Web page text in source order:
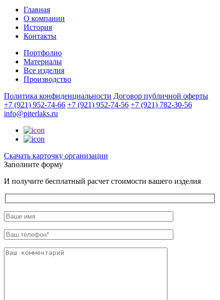
Главная
О компании
История
Контакты
Портфолио
Материалы
Все изделия
Производство
Политика конфиденциальности Договор публичной оферты
+7 (921) 952-74-66 +7 (921) 952-74-56 +7 (921) 782-30-56
info@piterlaks.ru
Cкачать карточку организации
Заполните форму
И получите бесплатный расчет стоимости вашего изделия